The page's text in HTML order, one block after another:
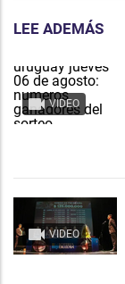
LEE ADEMÁS
VIDEO
VIDEO